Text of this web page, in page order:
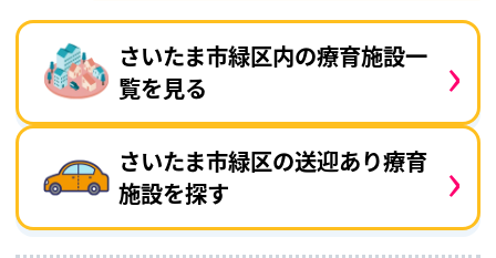
さいたま市緑区内の療育施設一
覧を見る
›
さいたま市緑区の送迎あり療育
施設を探す
›